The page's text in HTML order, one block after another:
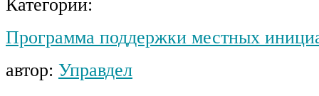
Категории:
Программа поддержки местных
автор: Управдел